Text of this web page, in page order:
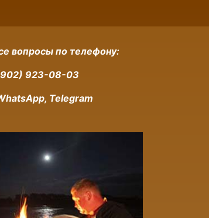
вопросы по телефону:
923-08-03
Telegram